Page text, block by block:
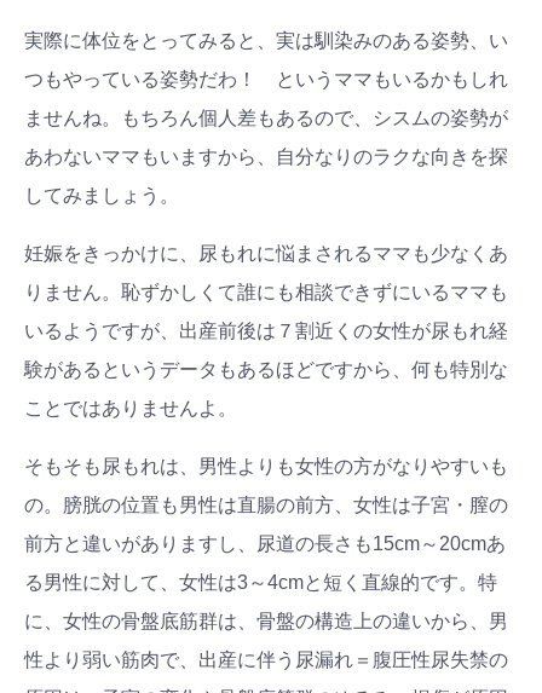
実際に体位をとってみると、実は馴染みのある姿勢、い
つもやっている姿勢だわ！ というママもいるかもしれ
ませんね。もちろん個人差もあるので、シスムの姿勢が
あわないママもいますから、自分なりのラクな向きを探
してみましょう。
妊娠をきっかけに、尿もれに悩まされるママも少なくあ
りません。恥ずかしくて誰にも相談できずにいるママも
いるようですが、出産前後は７割近くの女性が尿もれ経
験があるというデータもあるほどですから、何も特別な
ことではありませんよ。
そもそも尿もれは、男性よりも女性の方がなりやすいも
の。膀胱の位置も男性は直腸の前方、女性は子宮・膣の
前方と違いがありますし、尿道の長さも15cm～20cmあ
る男性に対して、女性は3～4cmと短く直線的です。特
に、女性の骨盤底筋群は、骨盤の構造上の違いから、男
性より弱い筋肉で、出産に伴う尿漏れ＝腹圧性尿失禁の